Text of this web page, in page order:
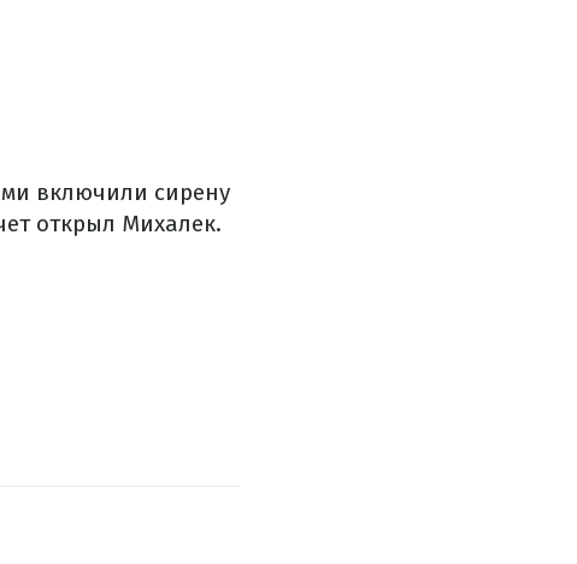
включили сирену
открыл Михалек.